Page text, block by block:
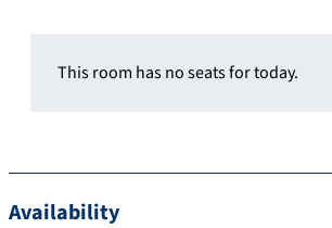
This room has no seats for today.
Availability